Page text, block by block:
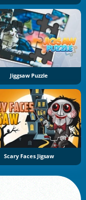
Jiggsaw Puzzle
Scary Faces Jigsaw